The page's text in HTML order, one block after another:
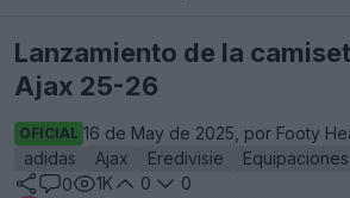
Lanzamiento de la
Ajax 25-26
OFICIAL 16 de May de 2025, por Footy
adidas
Ajax Eredivisie
Equipaciones
0
1K 0
0